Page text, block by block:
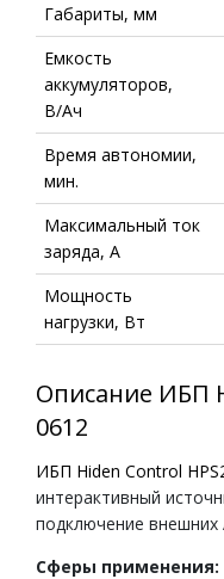
Габариты, мм
Емкость
аккумуляторов,
В/Aч
Время автономии,
мин.
Максимальный ток
заряда, А
Мощность
нагрузки, Вт
Описание ИБП
0612
ИБП Hiden Control
интерактивный
подключение внешних
Сферы применения: